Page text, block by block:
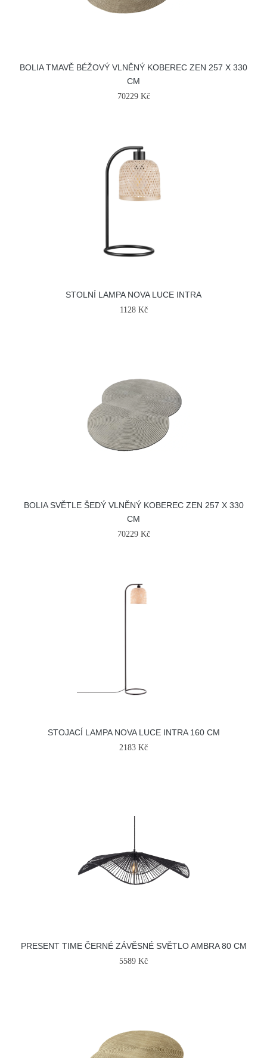
BOLIA TMAVĚ BÉŽOVÝ VLNĚNÝ KOBEREC ZEN 257 X 330
CM
70229 Kč
STOLNÍ LAMPA NOVA LUCE INTRA
1128 Kč
BOLIA SVĚTLE ŠEDÝ VLNĚNÝ KOBEREC ZEN 257 X 330
CM
70229 Kč
STOJACÍ LAMPA NOVA LUCE INTRA 160 CM
2183 Kč
PRESENT TIME ČERNÉ ZÁVĚSNÉ SVĚTLO AMBRA 80 CM
5589 Kč